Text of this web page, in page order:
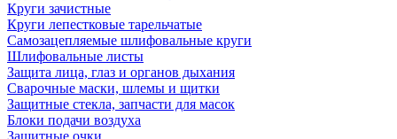
Круги зачистные
Круги лепестковые тарельчатые
Самозацепляемые шлифовальные круги
Шлифовальные листы
Защита лица, глаз и органов дыхания
Сварочные маски, шлемы и щитки
Защитные стекла, запчасти для масок
Блоки подачи воздуха
Защитные очки